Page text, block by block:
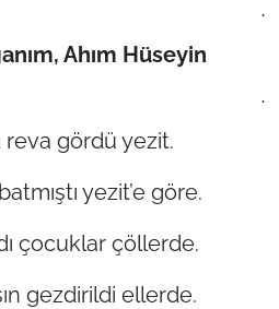
.
Ahım Hüseyin
.
gördü yezit.
yezit’e göre.
çocuklar çöllerde.
gezdirildi ellerde.